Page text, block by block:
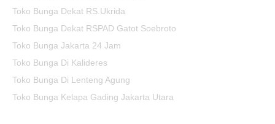
Toko Bunga Dekat RS.Ukrida
Toko Bunga Dekat RSPAD Gatot Soebroto
Toko Bunga Jakarta 24 Jam
Toko Bunga Di Kalideres
Toko Bunga Di Lenteng Agung
Toko Bunga Kelapa Gading Jakarta Utara